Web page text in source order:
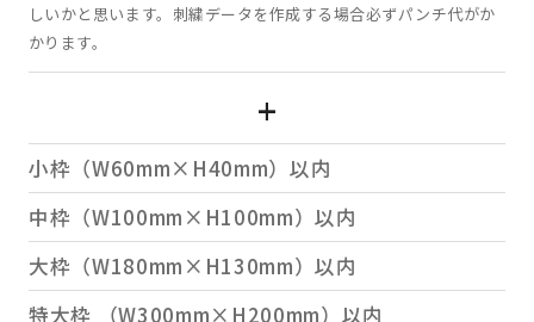
しいかと思います。刺繍データを作成する場合必ずパンチ代がか
かります。
小枠（W60mm×H40mm）以内
中枠（W100mm×H100mm）以内
大枠（W180mm×H130mm）以内
特大枠 （W300mm×H200mm）以内